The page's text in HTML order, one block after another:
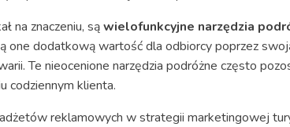
na znaczeniu, sąwielofunkcyjne narzędzia
one dodatkową wartość dla odbiorcy poprzez
Te nieocenione narzędzia podróżne często
codziennym klienta.
reklamowych w strategii marketingowej